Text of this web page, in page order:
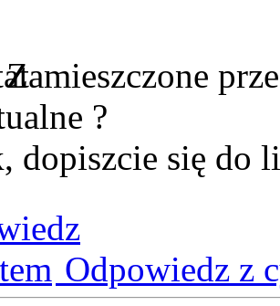
?
dopiszcie się do
Odpowiedz z